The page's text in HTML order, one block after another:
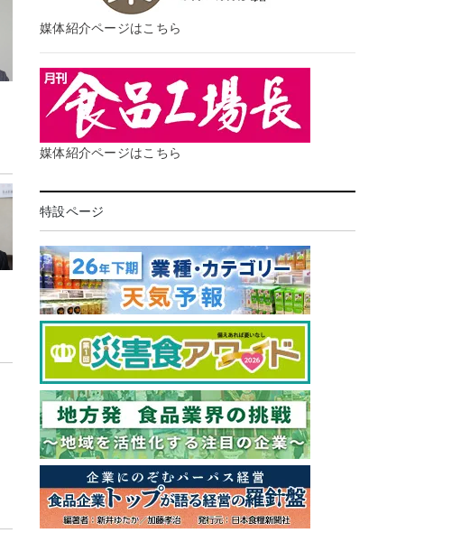
媒体紹介ページはこちら
媒体紹介ページはこちら
特設ページ